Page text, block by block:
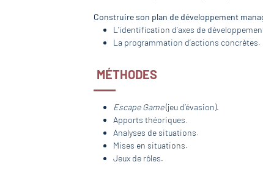
Construire son plan de développement
L’identiﬁcation d’axes de
La programmation d’actions concrètes.
MÉTHODES
Escape Game(jeu d’évasion).
Apports théoriques.
Analyses de situations.
Mises en situations.
Jeux de rôles.